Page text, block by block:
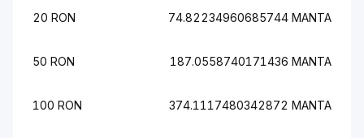
20 RON 74.82234960685744 MANTA
50 RON 187.0558740171436 MANTA
100 RON 374.1117480342872 MANTA